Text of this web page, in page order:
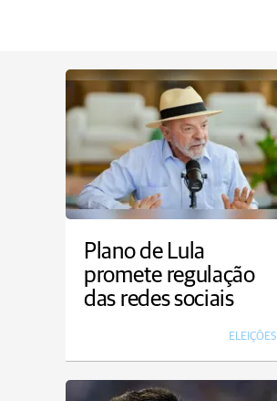
Plano de Lula
promete regulação
das redes sociais
ELEIÇÕES